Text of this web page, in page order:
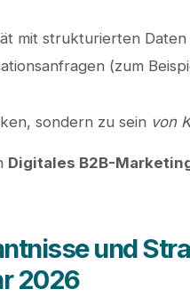
mit strukturierten
(zum
sondern zu sein von
Digitales B2B-
und
2026